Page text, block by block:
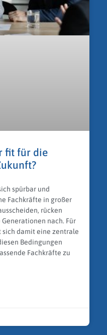
fit für die
spürbar und
Fachkräfte in großer
rücken
nach. Für
damit eine zentrale
Bedingungen
Fachkräfte zu